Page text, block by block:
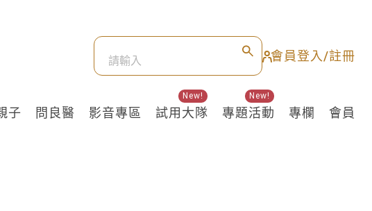
會員登入/註冊
子 問良醫 影音專區 試用大隊
New!
專題活動
New!
專欄 會員